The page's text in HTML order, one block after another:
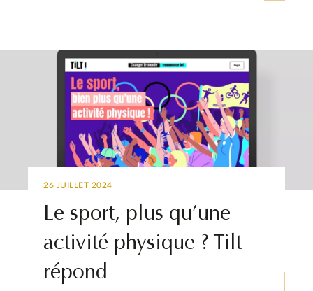
26 JUILLET 2024
Le sport, plus qu’une
activité physique ? Tilt
répond